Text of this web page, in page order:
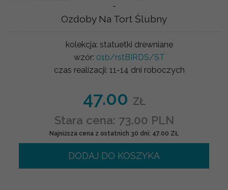
-
Ozdoby Na Tort Ślubny
kolekcja: statuetki drewniane
wzór: 01b/rstBIRDS/ST
czas realizacji: 11-14 dni roboczych
47.00 ZŁ
Stara cena: 73.00 PLN
Najniższa cena z ostatnich 30 dni: 47.00 ZŁ
DODAJ DO KOSZYKA